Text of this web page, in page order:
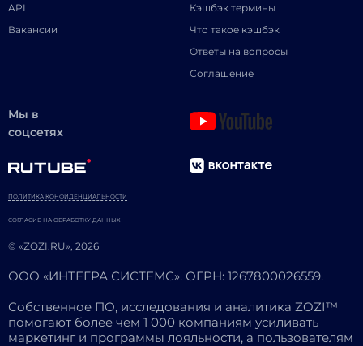
API
Вакансии
Кэшбэк термины
Что такое кэшбэк
Ответы на вопросы
Соглашение
Мы в
соцсетях
© «ZOZI.RU», 2026
ПОЛИТИКА КОНФИДЕНЦИАЛЬНОСТИ
СОГЛАСИЕ НА ОБРАБОТКУ ДАННЫХ
ООО «ИНТЕГРА СИСТЕМС». ОГРН: 1267800026559.
Собственное ПО, исследования и аналитика ZOZI™
помогают более чем 1 000 компаниям усиливать
маркетинг и программы лояльности, а пользователям